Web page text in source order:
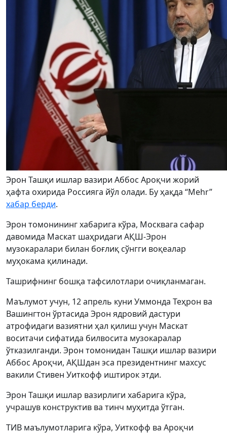
Эрон Ташқи ишлар вазири Аббос Ароқчи жорий
ҳафта охирида Россияга йўл олади. Бу ҳақда “Mehr”
хабар берди.
Эрон томонининг хабарига кўра, Москвага сафар
давомида Маскат шаҳридаги АҚШ-Эрон
музокаралари билан боғлиқ сўнгги воқеалар
муҳокама қилинади.
Ташрифнинг бошқа тафсилотлари очиқланмаган.
Маълумот учун, 12 апрель куни Уммонда Теҳрон ва
Вашингтон ўртасида Эрон ядровий дастури
атрофидаги вазиятни ҳал қилиш учун Маскат
воситачи сифатида билвосита музокаралар
ўтказилганди. Эрон томонидан Ташқи ишлар вазири
Аббос Ароқчи, АҚШдан эса президентнинг махсус
вакили Стивен Уиткофф иштирок этди.
Эрон Ташқи ишлар вазирлиги хабарига кўра,
учрашув конструктив ва тинч муҳитда ўтган.
ТИВ маълумотларига кўра, Уиткофф ва Ароқчи